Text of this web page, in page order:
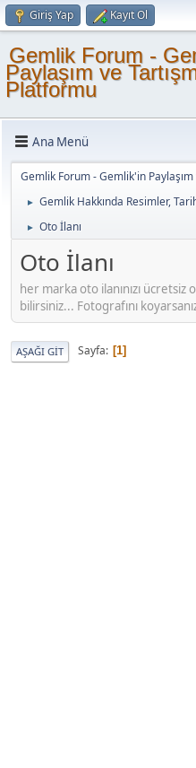
Giriş Yap Kayıt Ol
Gemlik Forum -
Paylaşım ve
Platformu
Ana Menü
Gemlik Forum - Gemlik'in
► Gemlik Hakkında Resimler,
► Oto İlanı
Oto İlanı
her marka oto ilanınızı ücretsiz
bilirsiniz... Fotografını
AŞAĞI GIT Sayfa 1